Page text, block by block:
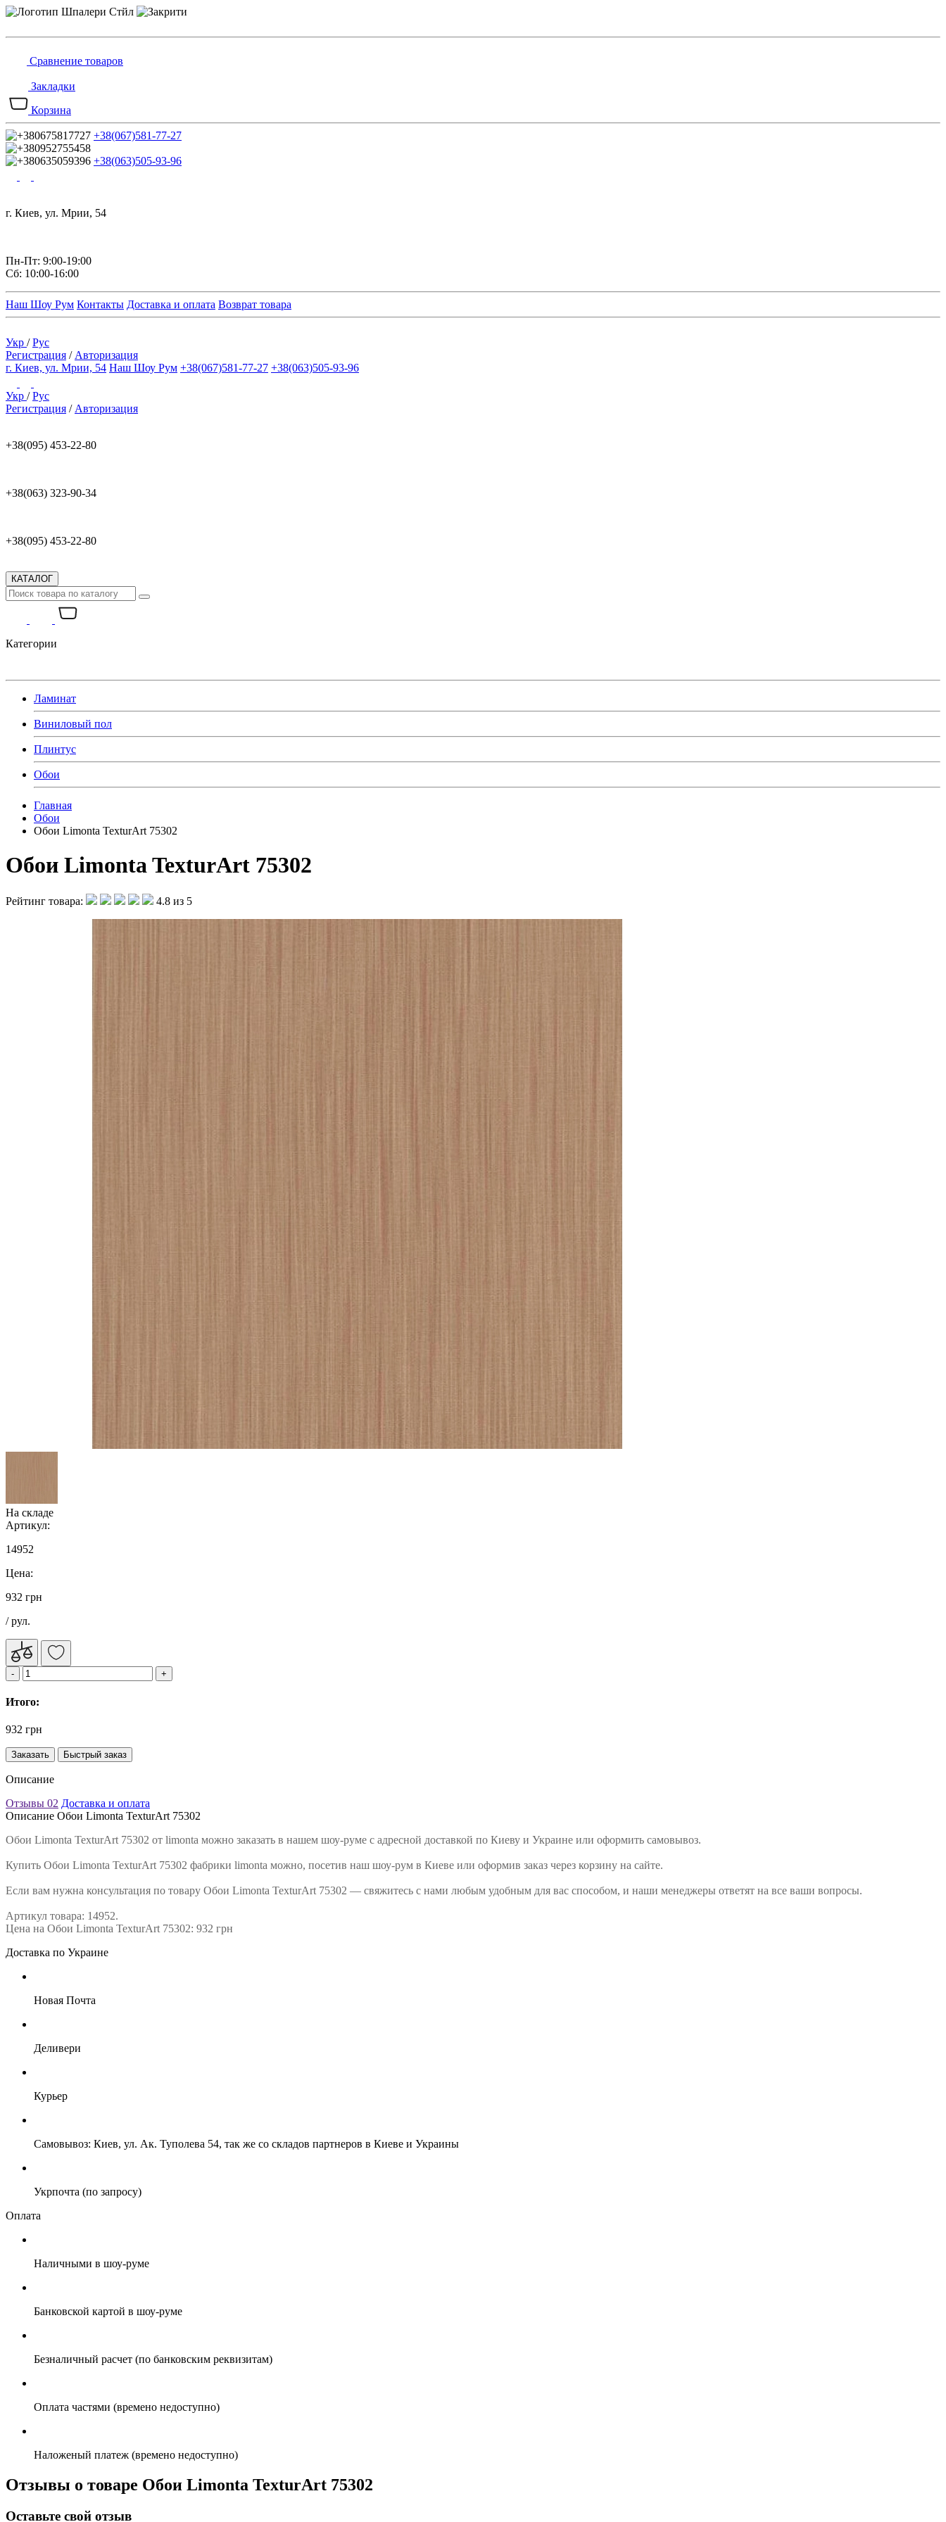
Сравнение товаров
Закладки
Корзина
+38(067)581-77-27
+38(063)505-93-96
г. Киев, ул. Мрии, 54
Пн-Пт: 9:00-19:00
Сб: 10:00-16:00
Наш Шоу Рум Контакты Доставка и оплата Возврат товара
Укр /Рус
Регистрация / Авторизация
г. Киев, ул. Мрии, 54 Наш Шоу Рум +38(067)581-77-27 +38(063)505-93-96
Укр /Рус
Регистрация / Авторизация
+38(095) 453-22-80
+38(063) 323-90-34
+38(095) 453-22-80
КАТАЛОГ
Категории
Ламинат
Виниловый пол
Плинтус
Обои
Главная
Обои
Обои Limonta TexturArt 75302
Обои Limonta TexturArt 75302
Рейтинг товара: 4.8 из 5
На складе
Артикул:
14952
Цена:
932 грн
/ рул.
Итого:
932 грн
Заказать Быстрый заказ
Описание
Отзывы 02 Доставка и оплата
Описание Обои Limonta TexturArt 75302
Обои Limonta TexturArt 75302 от limonta можно заказать в нашем шоу-руме с адресной доставкой по Киеву и Украине или оформить самовывоз.
Купить Обои Limonta TexturArt 75302 фабрики limonta можно, посетив наш шоу-рум в Киеве или оформив заказ через корзину на сайте.
Если вам нужна консультация по товару Обои Limonta TexturArt 75302 — свяжитесь с нами любым удобным для вас способом, и наши менеджеры ответят на все ваши вопросы.
Артикул товара: 14952.
Цена на Обои Limonta TexturArt 75302: 932 грн
Доставка по Украине
Новая Почта
Деливери
Курьер
Самовывоз: Киев, ул. Ак. Туполева 54, так же со складов партнеров в Киеве и Украины
Укрпочта (по запросу)
Оплата
Наличными в шоу-руме
Банковской картой в шоу-руме
Безналичный расчет (по банковским реквизитам)
Оплата частями (времено недоступно)
Наложеный платеж (времено недоступно)
Отзывы о товаре Обои Limonta TexturArt 75302
Оставьте свой отзыв